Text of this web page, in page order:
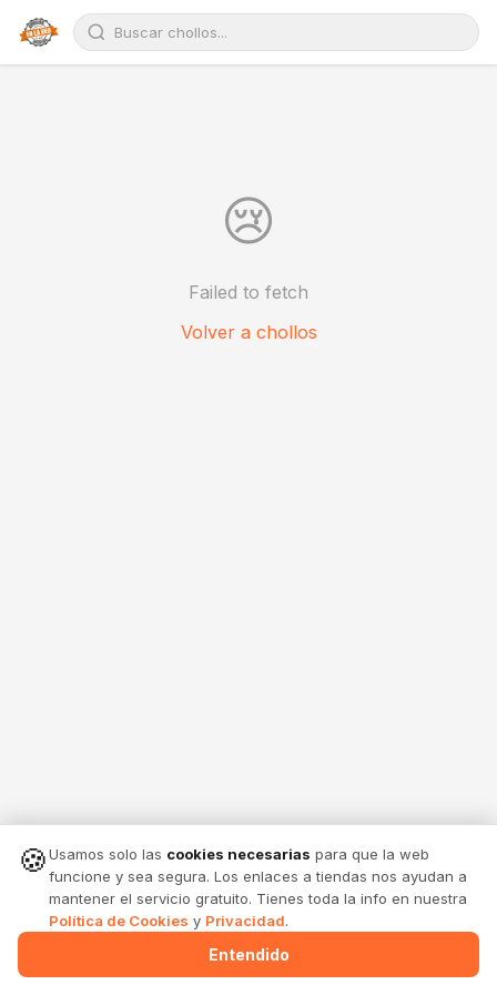
😢
Failed to fetch
Volver a chollos
Menu Alertas Comparte Entrar
🍪Usamos solo las cookies necesarias para que la web
funcione y sea segura. Los enlaces a tiendas nos ayudan a
mantener el servicio gratuito. Tienes toda la info en nuestra
Política de Cookies y Privacidad.
Entendido